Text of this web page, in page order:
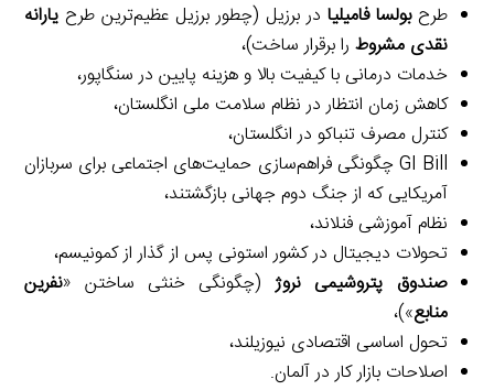
طرحبولسا فامیلیا در برزیل (چطور برزیل عظیم‌ترین طرح یارانه
نقدی مشروط را برقرار ساخت)،
خدمات درمانی با کیفیت بالا و هزینه پایین در سنگاپور،
کاهش زمان انتظار در نظام سلامت ملی انگلستان،
کنترل مصرف تنباکو در انگلستان،
GI Bill چگونگی فراهم‌سازی حمایت‌های اجتماعی برای سربازان
آمریکایی که از جنگ دوم جهانی بازگشتند،
نظام آموزشی فنلاند،
تحولات دیجیتال در کشور استونی پس از گذار از کمونیسم،
صندوق پتروشیمی نروژ(چگونگی خنثی ساختن «نفرین
منابع»)،
تحول اساسی اقتصادی نیوزیلند،
اصلاحات بازار کار در آلمان.